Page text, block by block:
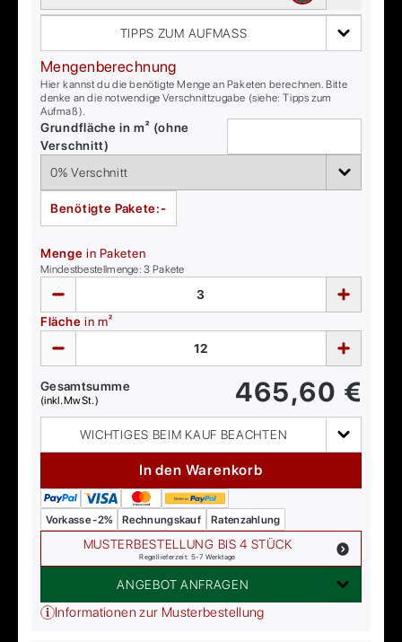
TIPPS ZUM AUFMASS
Mengenberechnung
Hier kannst du die benötigte Menge an Paketen berechnen. Bitte
denke an die notwendige Verschnittzugabe (siehe: Tipps zum
Aufmaß).
Grundfläche in m² (ohne
Verschnitt)
Benötigte Pakete:-
Menge in Paketen
Mindestbestellmenge:3 Pakete
Fläche in m²
Gesamtsumme
(inkl. MwSt.) 465,60 €
WICHTIGES BEIM KAUF BEACHTEN
In den Warenkorb
Vorkasse -2% Rechnungskauf Ratenzahlung
MUSTERBESTELLUNG BIS 4 STÜCK
Regellieferzeit: 5-7 Werktage
ANGEBOT ANFRAGEN
Informationen zur Musterbestellung